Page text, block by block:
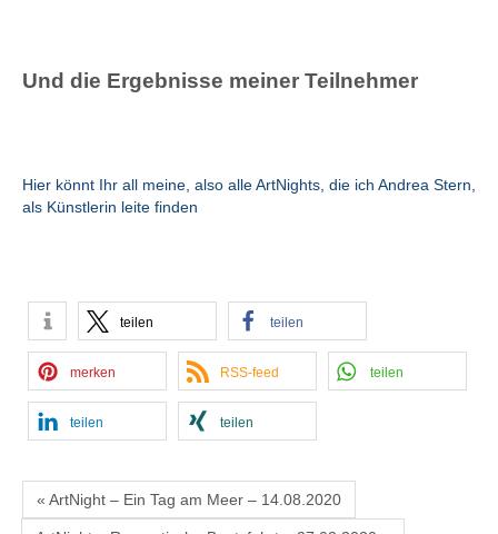
Und die Ergebnisse meiner Teilnehmer
Hier könnt Ihr all meine, also alle ArtNights, die ich Andrea Stern,
als Künstlerin leite finden
teilen teilen
merken RSS-feed teilen
teilen teilen
« ArtNight – Ein Tag am Meer – 14.08.2020